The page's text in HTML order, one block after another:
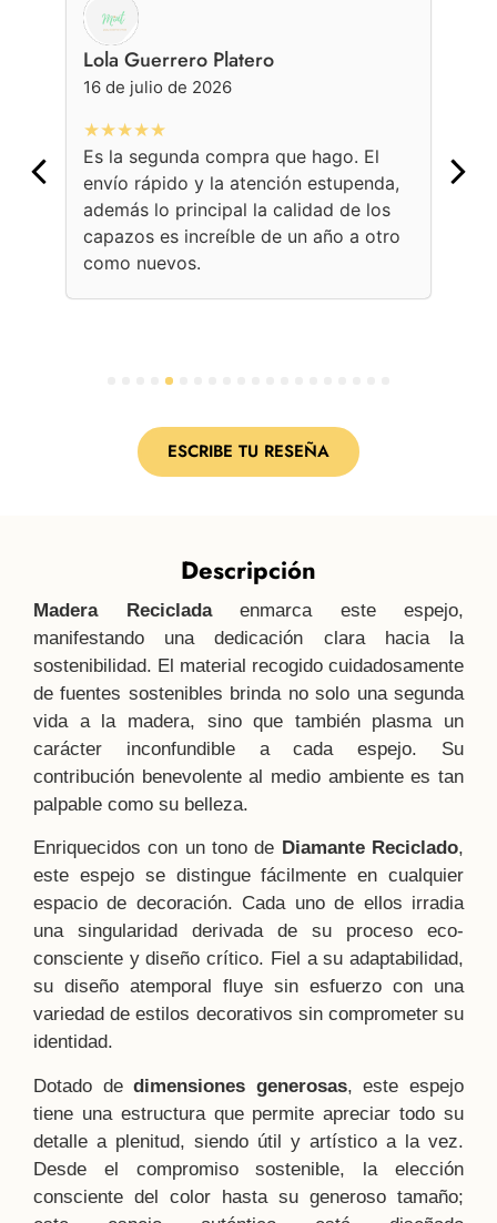
Lola Guerrero Platero
16 de julio de 2026
★★★★★
Es la segunda compra que hago. El
envío rápido y la atención estupenda,
además lo principal la calidad de los
capazos es increíble de un año a otro
como nuevos.
9
ESCRIBE TU RESEÑA
Descripción
Madera Recicladaenmarca este espejo,
manifestando una dedicación clara hacia la
sostenibilidad. El material recogido cuidadosamente
de fuentes sostenibles brinda no solo una segunda
vida a la madera, sino que también plasma un
carácter inconfundible a cada espejo. Su
contribución benevolente al medio ambiente es tan
palpable como su belleza.
Enriquecidos con un tono de Diamante Reciclado,
este espejo se distingue fácilmente en cualquier
espacio de decoración. Cada uno de ellos irradia
una singularidad derivada de su proceso eco-
consciente y diseño crítico. Fiel a su adaptabilidad,
su diseño atemporal fluye sin esfuerzo con una
variedad de estilos decorativos sin comprometer su
identidad.
Dotado dedimensiones generosas, este espejo
tiene una estructura que permite apreciar todo su
detalle a plenitud, siendo útil y artístico a la vez.
Desde el compromiso sostenible, la elección
consciente del color hasta su generoso tamaño;